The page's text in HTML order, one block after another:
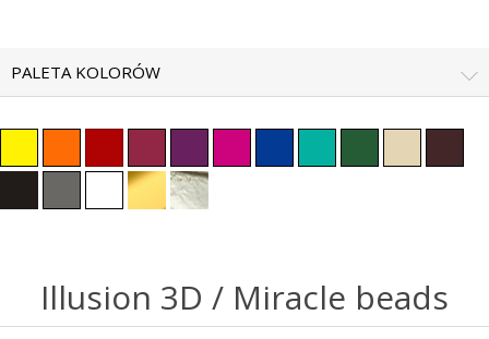
PALETA KOLORÓW
Illusion 3D / Miracle beads